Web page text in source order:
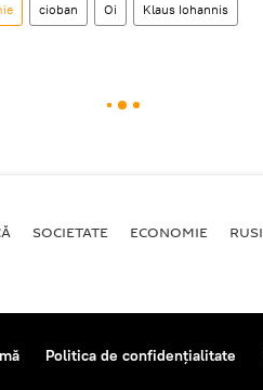
cioban Oi Klaus Iohannis
SOCIETATE ECONOMIE
Politica de confidențialitate